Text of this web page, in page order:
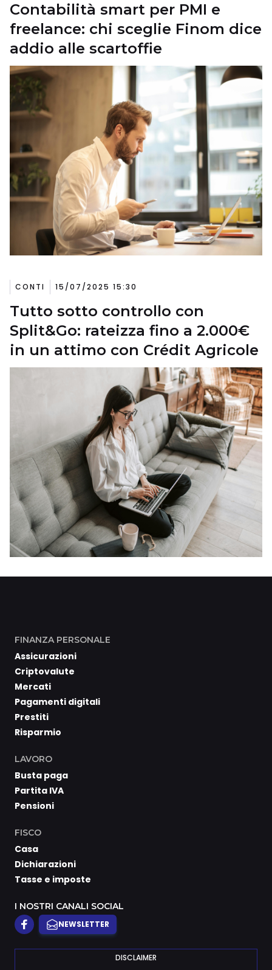
Contabilità smart per PMI e
freelance: chi sceglie Finom dice
addio alle scartoffie
CONTI 15/07/2025 15:30
Tutto sotto controllo con
Split&Go: rateizza fino a 2.000€
in un attimo con Crédit Agricole
FINANZA PERSONALE
Assicurazioni
Criptovalute
Mercati
Pagamenti digitali
Prestiti
Risparmio
LAVORO
Busta paga
Partita IVA
Pensioni
FISCO
Casa
Dichiarazioni
Tasse e imposte
I NOSTRI CANALI SOCIAL
NEWSLETTER
DISCLAIMER